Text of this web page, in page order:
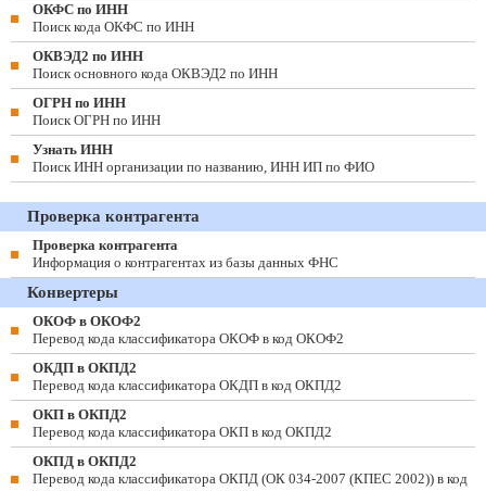
ОКФС по ИНН
Поиск кода ОКФС по ИНН
ОКВЭД2 по ИНН
Поиск основного кода ОКВЭД2 по ИНН
ОГРН по ИНН
Поиск ОГРН по ИНН
Узнать ИНН
Поиск ИНН организации по названию, ИНН ИП по ФИО
Проверка контрагента
Проверка контрагента
Информация о контрагентах из базы данных ФНС
Конвертеры
ОКОФ в ОКОФ2
Перевод кода классификатора ОКОФ в код ОКОФ2
ОКДП в ОКПД2
Перевод кода классификатора ОКДП в код ОКПД2
ОКП в ОКПД2
Перевод кода классификатора ОКП в код ОКПД2
ОКПД в ОКПД2
Перевод кода классификатора ОКПД (ОК 034-2007 (КПЕС 2002)) в код